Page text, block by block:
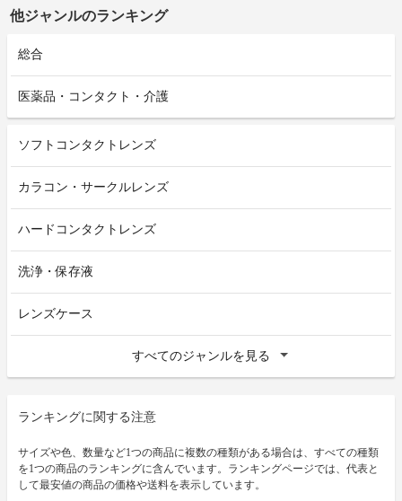
他ジャンルのランキング
総合
医薬品・コンタクト・介護
ソフトコンタクトレンズ
カラコン・サークルレンズ
ハードコンタクトレンズ
洗浄・保存液
レンズケース
すべてのジャンルを見る
ランキングに関する注意
サイズや色、数量など1つの商品に複数の種類がある場合は、すべての種類
を1つの商品のランキングに含んでいます。ランキングページでは、代表と
して最安値の商品の価格や送料を表示しています。